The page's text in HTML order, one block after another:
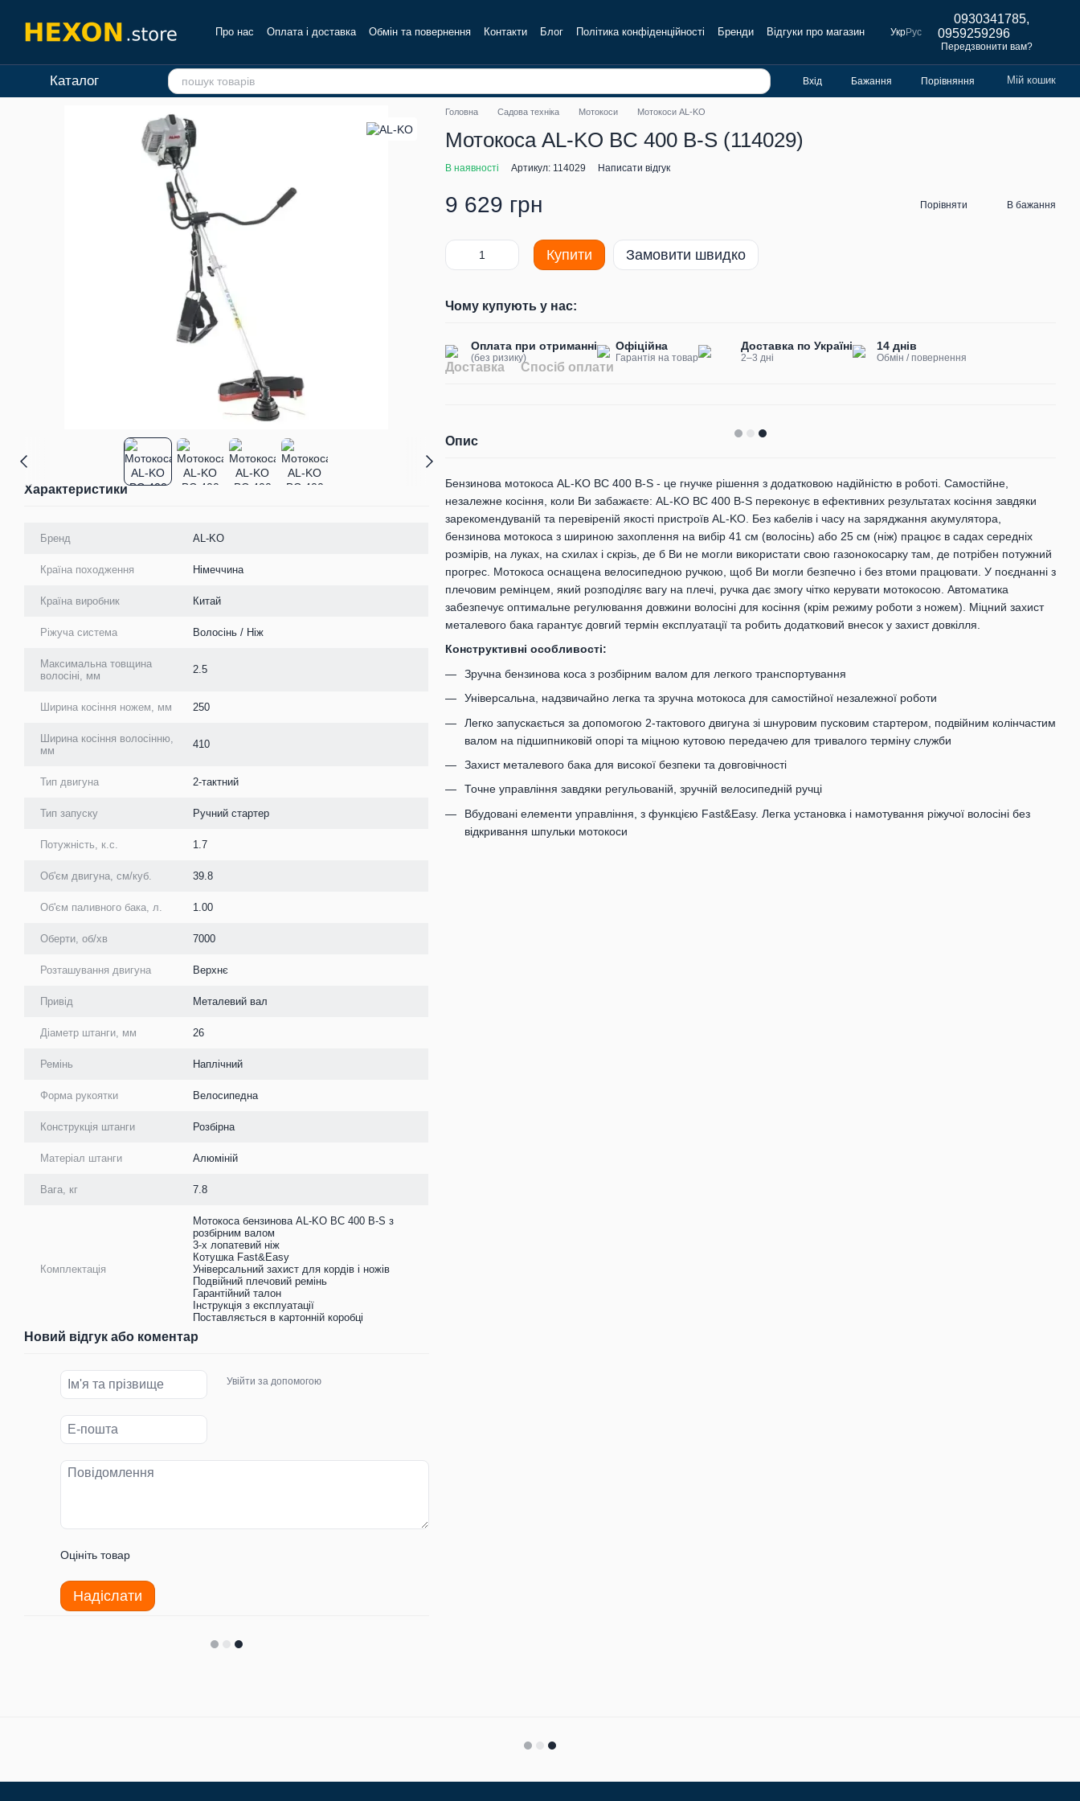
Про нас Оплата і доставка Обмін та повернення Контакти Блог Політика конфіденційності Бренди Відгуки про магазин УкрРус
0930341785,
0959259296
Передзвонити вам?
Каталог Вхід Бажання Порівняння Мій кошик
Характеристики
Бренд AL-KO
Країна походження Німеччина
Країна виробник Китай
Ріжуча система Волосінь / Ніж
Максимальна товщина
волосіні, мм
2.5
Ширина косіння ножем, мм 250
Ширина косіння волосінню,
мм
410
Тип двигуна 2-тактний
Тип запуску Ручний стартер
Потужність, к.с. 1.7
Об'єм двигуна, см/куб. 39.8
Об'єм паливного бака, л. 1.00
Оберти, об/хв 7000
Розташування двигуна Верхнє
Привід Металевий вал
Діаметр штанги, мм 26
Ремінь Наплічний
Форма рукоятки Велосипедна
Конструкція штанги Розбірна
Матеріал штанги Алюміній
Вага, кг 7.8
Комплектація
Мотокоса бензинова AL-KO BC 400 B-S з
розбірним валом
3-х лопатевий ніж
Котушка Fast&Easy
Універсальний захист для кордів і ножів
Подвійний плечовий ремінь
Гарантійний талон
Інструкція з експлуатації
Поставляється в картонній коробці
Новий відгук або коментар
Увійти за допомогою
Оцініть товар
Надіслати
Головна Садова техніка Мотокоси Мотокоси AL-KO
Мотокоса AL-KO BC 400 B-S (114029)
В наявності Артикул: 114029 Написати відгук
9 629 грн Порівняти В бажання
Купити Замовити швидко
Чому купують у нас:
Оплата при отриманні
(без ризику)
Офіційна
Гарантія на товар
Доставка по Україні
2–3 дні
14 днів
Обмін / повернення
Доставка Спосіб оплати
Опис
Бензинова мотокоса AL-KO BC 400 B-S - це гнучке рішення з додатковою надійністю в роботі. Самостійне,
незалежне косіння, коли Ви забажаєте: AL-KO BC 400 B-S переконує в ефективних результатах косіння завдяки
зарекомендуваній та перевіреній якості пристроїв AL-KO. Без кабелів і часу на заряджання акумулятора,
бензинова мотокоса з шириною захоплення на вибір 41 см (волосінь) або 25 см (ніж) працює в садах середніх
розмірів, на луках, на схилах і скрізь, де б Ви не могли використати свою газонокосарку там, де потрібен потужний
прогрес. Мотокоса оснащена велосипедною ручкою, щоб Ви могли безпечно і без втоми працювати. У поєднанні з
плечовим ремінцем, який розподіляє вагу на плечі, ручка дає змогу чітко керувати мотокосою. Автоматика
забезпечує оптимальне регулювання довжини волосіні для косіння (крім режиму роботи з ножем). Міцний захист
металевого бака гарантує довгий термін експлуатації та робить додатковий внесок у захист довкілля.
Конструктивні особливості:
Зручна бензинова коса з розбірним валом для легкого транспортування
Універсальна, надзвичайно легка та зручна мотокоса для самостійної незалежної роботи
Легко запускається за допомогою 2-тактового двигуна зі шнуровим пусковим стартером, подвійним колінчастим
валом на підшипниковій опорі та міцною кутовою передачею для тривалого терміну служби
Захист металевого бака для високої безпеки та довговічності
Точне управління завдяки регульованій, зручній велосипедній ручці
Вбудовані елементи управління, з функцією Fast&Easy. Легка установка і намотування ріжучої волосіні без
відкривання шпульки мотокоси